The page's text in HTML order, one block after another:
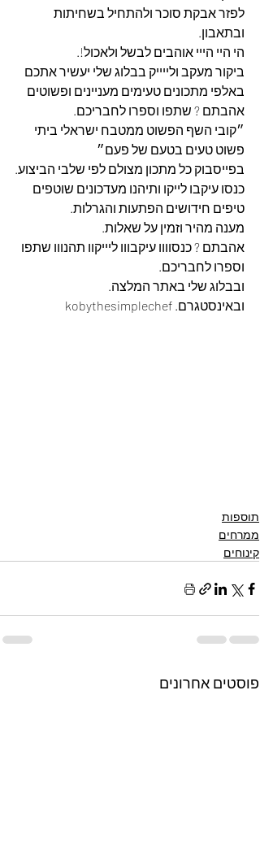
לפזר אבקת סוכר ולהתחיל בשחיתות
ובתאבון.
הי היי הייי אוהבים לבשל ולאכול!.
ביקור מעקב ולייייק בבלוג שלי יעשיר אתכם
באלפי מתכונים טעימים מעניינים ופשוטים
אהבתם ? שתפו וספרו לחבריכם.
״קובי השף הפשוט ממטבח ישראלי ביתי
פשוט טעים בטעם של פעם״
בפייסבוק כל מתכון מצולם לפי שלבי הביצוע.
כנסו עיקבו לייקו ותיהנו מעדכונים שוטפים
טיפים חידושים הפתעות והגרלות.
מענה מהיר וזמין על שאלות.
אהבתם ? כנסוווו עיקבווו ליייקוו תהנווו שתפו
וספרו לחבריכם.
ובבלוג שלי באתר המלצה.
ובאינסטגרם. kobythesimplechef
תוספות
ממרחים
קינוחים
פוסטים אחרונים